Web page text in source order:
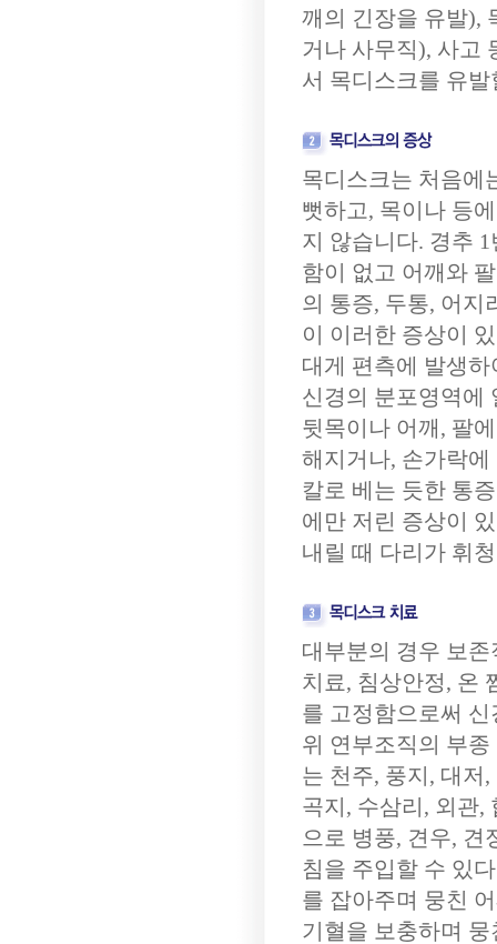
깨의 긴장을 유발),
거나 사무직), 사고
서 목디스크를 유발
목디스크는 처음에
뻣하고, 목이나 등
지 않습니다. 경추
함이 없고 어깨와
의 통증, 두통, 어지
이 이러한 증상이
대게 편측에 발생
신경의 분포영역에
뒷목이나 어깨, 팔
해지거나, 손가락
칼로 베는 듯한 통
에만 저린 증상이
내릴 때 다리가 휘
대부분의 경우 보
치료, 침상안정, 온
를 고정함으로써
위 연부조직의 부
는 천주, 풍지, 대저
곡지, 수삼리, 외관,
으로 병풍, 견우, 견
침을 주입할 수 있
를 잡아주며 뭉친
기혈을 보충하며